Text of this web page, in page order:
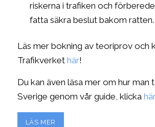
riskerna i trafiken och
fatta säkra beslut bakom ratten.
Läs mer bokning av teoriprov och
Trafikverket här!
Du kan även läsa mer om hur man
Sverige genom vår guide, klicka här
LÄS MER